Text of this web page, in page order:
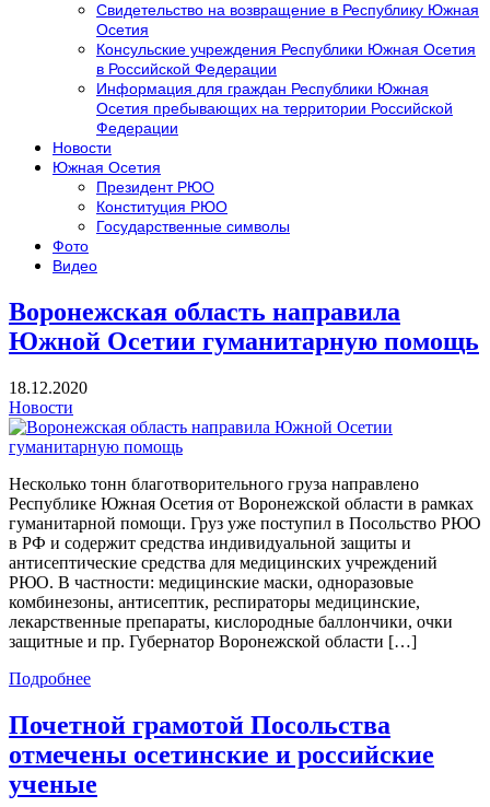
Свидетельство на возвращение в Республику Южная
Осетия
Консульские учреждения Республики Южная Осетия
в Российской Федерации
Информация для граждан Республики Южная
Осетия пребывающих на территории Российской
Федерации
Новости
Южная Осетия
Президент РЮО
Конституция РЮО
Государственные символы
Фото
Видео
Воронежская область направила
Южной Осетии гуманитарную помощь
18.12.2020
Новости
Несколько тонн благотворительного груза направлено
Республике Южная Осетия от Воронежской области в рамках
гуманитарной помощи. Груз уже поступил в Посольство РЮО
в РФ и содержит средства индивидуальной защиты и
антисептические средства для медицинских учреждений
РЮО. В частности: медицинские маски, одноразовые
комбинезоны, антисептик, респираторы медицинские,
лекарственные препараты, кислородные баллончики, очки
защитные и пр. Губернатор Воронежской области […]
Подробнее
Почетной грамотой Посольства
отмечены осетинские и российские
ученые